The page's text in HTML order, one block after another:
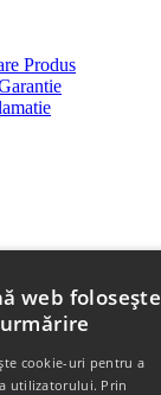
Produs
web folosește
cookie-uri pentru a
utilizatorului. Prin